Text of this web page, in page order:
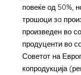
повеќе од 50%,
трошоци зa
произведен во
продуценти во
Советот на
копродукција